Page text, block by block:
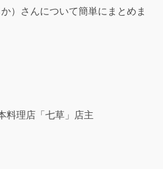
か）さんについて簡単にまとめま
料理店「七草」店主